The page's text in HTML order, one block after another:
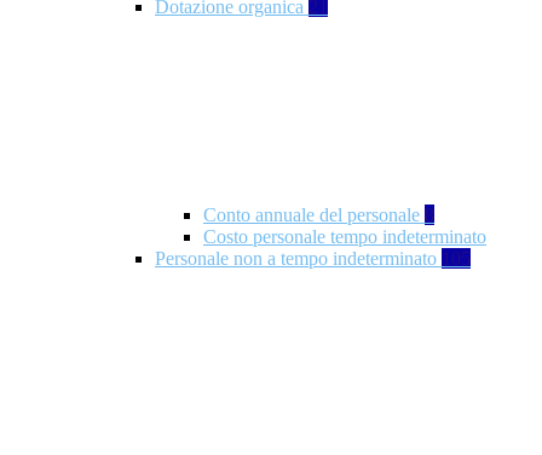
Dotazione organica 21
Conto annuale del personale 8
Costo personale tempo indeterminato
Personale non a tempo indeterminato 105